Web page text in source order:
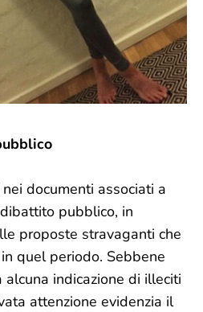
documenti associati a
pubblico, in
proposte stravaganti che
quel periodo. Sebbene
indicazione di illeciti
attenzione evidenzia il